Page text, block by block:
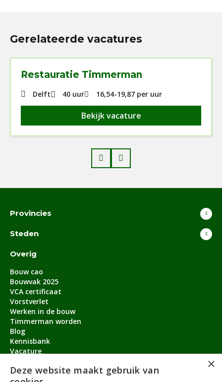
Gerelateerde vacatures
Restauratie Timmerman
Delft 40 uur 16,54-19,87 per uur
Bekijk vacature
Prev
Provincies
Steden
Overig
Bouw cao
Bouwvak 2025
VCA certificaat
Vorstverlet
Werken in de bouw
Timmerman worden
Blog
Kennisbank
Vacature
×
Deze website maakt gebruik van